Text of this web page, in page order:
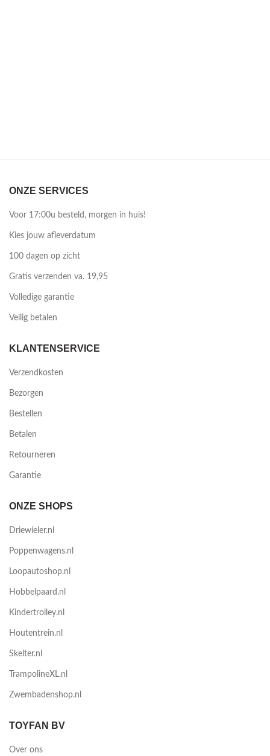
ONZE SERVICES
Voor 17:00u besteld, morgen in huis!
Kies jouw afleverdatum
100 dagen op zicht
Gratis verzenden va. 19,95
Volledige garantie
Veilig betalen
KLANTENSERVICE
Verzendkosten
Bezorgen
Bestellen
Betalen
Retourneren
Garantie
ONZE SHOPS
Driewieler.nl
Poppenwagens.nl
Loopautoshop.nl
Hobbelpaard.nl
Kindertrolley.nl
Houtentrein.nl
Skelter.nl
TrampolineXL.nl
Zwembadenshop.nl
TOYFAN BV
Over ons